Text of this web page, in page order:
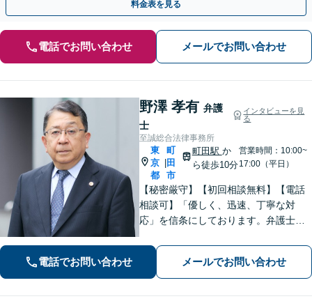
料金表を見る
電話でお問い合わせ メールでお問い合わせ
野澤 孝有 弁護
士
インタビューを見
る
至誠総合法律事務所
東
京
都
町
田
市
町田駅 か
ら徒歩10分
営業時間：10:00~
17:00（平日）
【秘密厳守】【初回相談無料】【電話
相談可】「優しく、迅速、丁寧な対
応」を信条にしております。弁護士に
少しの勇気を出して、お気軽にご相談
ください。【休日・夜間面談可】
電話でお問い合わせ メールでお問い合わせ